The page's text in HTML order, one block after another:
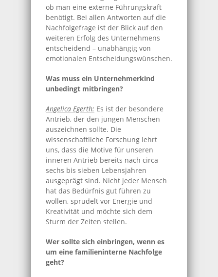
ob man eine externe Führungskraft
benötigt. Bei allen Antworten auf die
Nachfolgefrage ist der Blick auf den
weiteren Erfolg des Unternehmens
entscheidend – unabhängig von
emotionalen Entscheidungswünschen.
Was muss ein Unternehmerkind
unbedingt mitbringen?
Angelica Egerth: Es ist der besondere
Antrieb, der den jungen Menschen
auszeichnen sollte. Die
wissenschaftliche Forschung lehrt
uns, dass die Motive für unseren
inneren Antrieb bereits nach circa
sechs bis sieben Lebensjahren
ausgeprägt sind. Nicht jeder Mensch
hat das Bedürfnis gut führen zu
wollen, sprudelt vor Energie und
Kreativität und möchte sich dem
Sturm der Zeiten stellen.
Wer sollte sich einbringen, wenn es
um eine familieninterne Nachfolge
geht?